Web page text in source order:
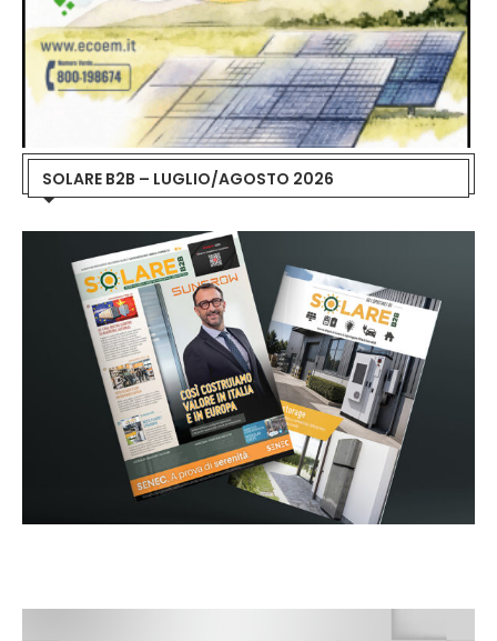
SOLARE B2B – LUGLIO/AGOSTO 2026